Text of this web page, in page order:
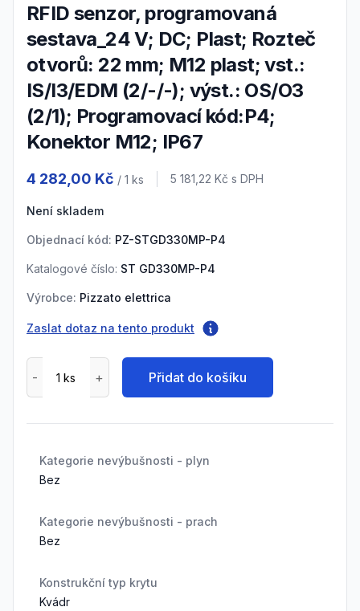
RFID senzor, programovaná
sestava_24 V; DC; Plast; Rozteč
otvorů: 22 mm; M12 plast; vst.:
IS/I3/EDM (2/-/-); výst.: OS/O3
(2/1); Programovací kód:P4;
Konektor M12; IP67
4 282,00 Kč / 1 ks Cena s DPH
5 181,22 Kč s DPH
Není skladem
Objednací kód: PZ-STGD330MP-P4
Katalogové číslo: ST GD330MP-P4
Výrobce: Pizzato elettrica
Zaslat dotaz na tento produkt
Přidat do košíku
Kategorie nevýbušnosti - plyn
Bez
Kategorie nevýbušnosti - prach
Bez
Konstrukční typ krytu
Kvádr